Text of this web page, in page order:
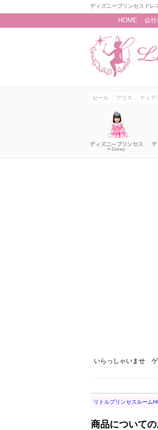
ディズニープリンセスドレ
HOME
会
セール アリス ティア
いらっしゃいませ
リトルプリンセスルーム
商品について